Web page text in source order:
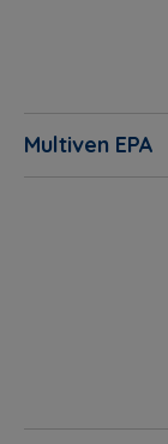
Multiven EPA